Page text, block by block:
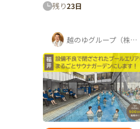
残り23日
越のゆグループ（株式会社ユー企画）